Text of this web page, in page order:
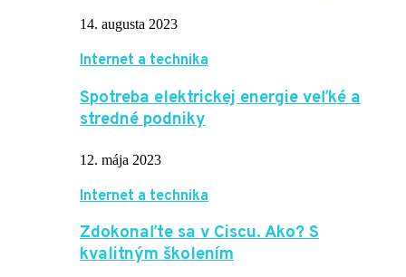
14. augusta 2023
Internet a technika
Spotreba elektrickej energie veľké a
stredné podniky
12. mája 2023
Internet a technika
Zdokonaľte sa v Ciscu. Ako? S
kvalitným školením